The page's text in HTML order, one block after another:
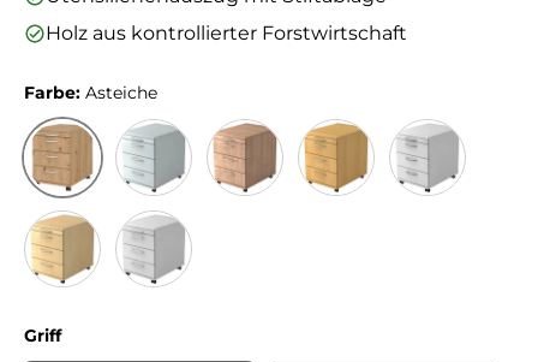
Holz aus kontrollierter Forstwirtschaft
Farbe: Asteiche
Asteiche Grau
Griff